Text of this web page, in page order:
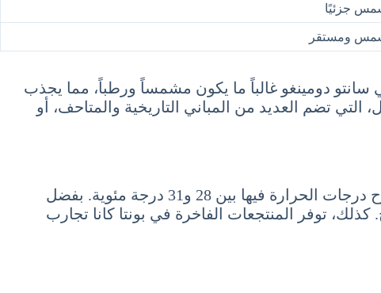
جزئيًا
ومستقر
و32 درجة مئوية في شهر يوليو. الطقس في سانتو دومينغو غالباً ما يكون مشمساً ورطباً، مما يجذب
التي تضم العديد من المباني التاريخية والمتاحف، أو
بالإضافة إلى ذلك، بونتا كانا تعد واحدة من أكثر الوجهات شعبية للسياح في الدومينيكان. في شهر يوليو، تتراوح درجات الحرارة فيها بين 28 و31 درجة مئوية. بفضل
توفر المنتجعات الفاخرة في بونتا كانا تجارب